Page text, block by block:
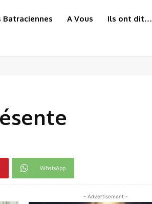
Batraciennes A Vous Ils ont dit…
WhatsApp
- Advertisement -